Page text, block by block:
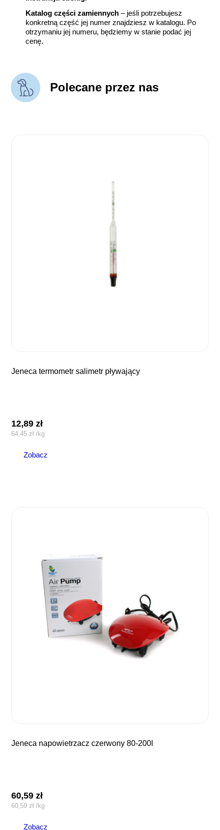
Katalog części zamiennych – jeśli potrzebujesz
konkretną część jej numer znajdziesz w katalogu. Po
otrzymaniu jej numeru, będziemy w stanie podać jej
cenę.
Polecane przez nas
jeneca termometr salimetr pływający
12,89zł
64,45 zł /kg
Zobacz
jeneca napowietrzacz czerwony 80-200l
60,59zł
60,59 zł /kg
Zobacz